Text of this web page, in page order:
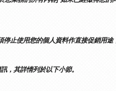
停止使用您的個人資料作直接促銷用途
，其詳情列於以下小節。